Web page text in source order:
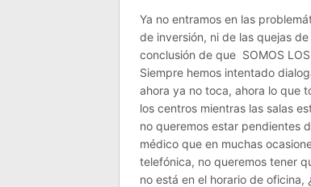
Ya no entramos en las
de inversión, ni de las quejas
conclusión de que SOMOS LOS
Siempre hemos intentado
ahora ya no toca, ahora lo que
los centros mientras las salas
no queremos estar pendientes
médico que en muchas
telefónica, no queremos tener
no está en el horario de